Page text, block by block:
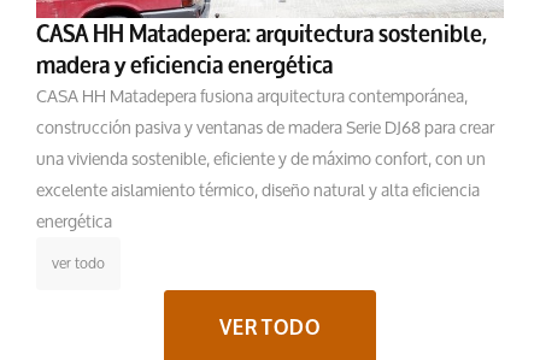
CASA HH Matadepera: arquitectura sostenible,
madera y eficiencia energética
CASA HH Matadepera fusiona arquitectura contemporánea,
construcción pasiva y ventanas de madera Serie DJ68 para crear
una vivienda sostenible, eficiente y de máximo confort, con un
excelente aislamiento térmico, diseño natural y alta eficiencia
energética
ver todo
VER TODO